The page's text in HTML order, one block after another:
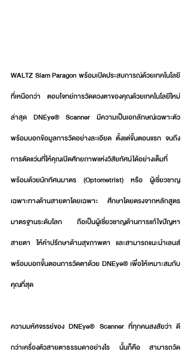
WALTZ Siam Paragon พร้อมเปิดประสบการณ์ด้วยเทคโนโลยี
ที่เหนือกว่า ตอบโจทย์การวัดดวงตาของคุณด้วยเทคโนโลยีใหม่
ล่าสุด DNEye® Scanner มีความเป็นเอกลักษณ์เฉพาะตัว
พร้อมบอกข้อมูลการวัดอย่างละเอียด ตั้งแต่ขั้นตอนแรก จนถึง
การตัดแว่นที่ให้คุณเปิดศักยภาพแห่งวิสัยทัศน์ได้อย่างเต็มที่
พร้อมด้วยนักทัศนมาตร (Optometrist) หรือ ผู้เชี่ยวชาญ
เฉพาะทางด้านสายตาโดยเฉพาะ ศึกษาโดยตรงจากหลักสูตร
มาตรฐานระดับโลก ถือเป็นผู้เชี่ยวชาญด้านการแก้ไขปัญหา
สายตา ให้คำปรึกษาด้านสุขภาพตา และสามารถแนะนำเลนส์
พร้อมบอกขั้นตอนการวัดตาด้วย DNEye® เพื่อให้เหมาะสมกับ
คุณที่สุด
ความมหัศจรรย์ของ DNEye® Scanner ที่ทุกคนสงสัยว่า ดี
กว่าเครื่องตัวสายตาธรรมดาอย่างไร นั้นก็คือ สามารถวัด